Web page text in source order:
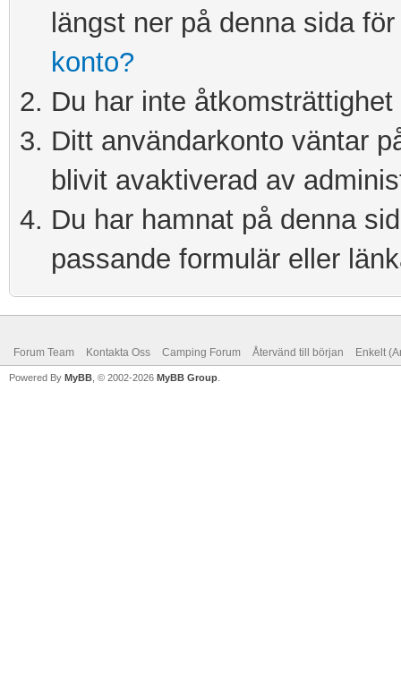
längst ner på denna sida
konto?
Du har inte
Ditt användarkonto väntar
blivit avaktiverad av
Du har hamnat på denna
passande formulär eller
Forum Team Kontakta Oss Camping Forum Återvänd till början Enkelt
Powered By MyBB , © 2002-2026 MyBB Group